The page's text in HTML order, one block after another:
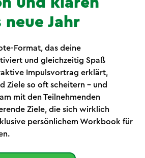
neue Jahr
Format, das deine
und gleichzeitig Spaß
Impulsvortrag erklärt,
Ziele so oft scheitern – und
mit den Teilnehmenden
Ziele, die sich wirklich
persönlichem Workbook für